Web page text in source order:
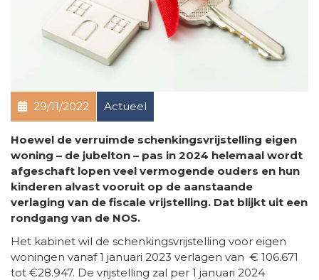
29/11/2022 Actueel
Hoewel de verruimde schenkingsvrijstelling eigen
woning – de jubelton – pas in 2024 helemaal wordt
afgeschaft lopen veel vermogende ouders en hun
kinderen alvast vooruit op de aanstaande
verlaging van de fiscale vrijstelling. Dat blijkt uit een
rondgang van de NOS.
Het kabinet wil de schenkingsvrijstelling voor eigen
woningen vanaf 1 januari 2023 verlagen van € 106.671
tot €28.947. De vrijstelling zal per 1 januari 2024